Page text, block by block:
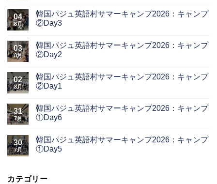
04
8月
韓国パジュ英語村サマーキャンプ2026：キャンプ
②Day3
03
8月
韓国パジュ英語村サマーキャンプ2026：キャンプ
②Day2
02
8月
韓国パジュ英語村サマーキャンプ2026：キャンプ
②Day1
31
7月
韓国パジュ英語村サマーキャンプ2026：キャンプ
①Day6
30
7月
韓国パジュ英語村サマーキャンプ2026：キャンプ
①Day5
カテゴリー